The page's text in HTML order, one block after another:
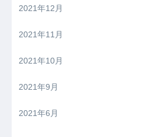
2021年12月
2021年11月
2021年10月
2021年9月
2021年6月